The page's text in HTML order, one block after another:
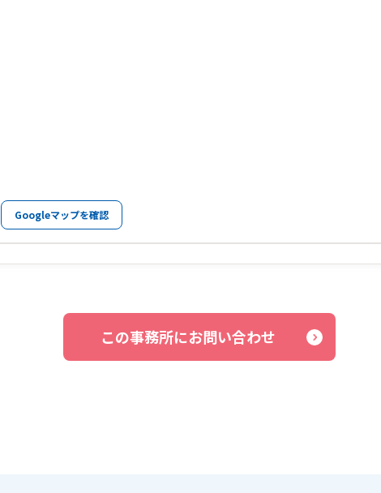
Googleマップを確認
この事務所にお問い合わせ